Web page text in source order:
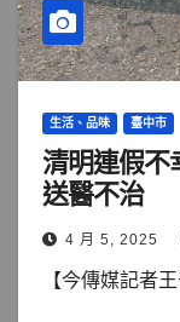
生活、品味 臺中市
清明連假不
送醫不治
4 月 5, 2025
【今傳媒記者